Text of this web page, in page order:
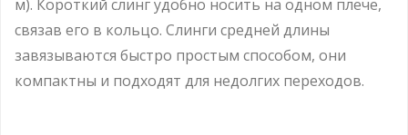
м). Короткий слинг удобно носить на одном плече,
связав его в кольцо. Слинги средней длины
завязываются быстро простым способом, они
компактны и подходят для недолгих переходов.